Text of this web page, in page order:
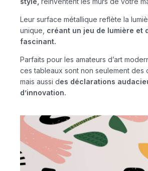
Leur surface métallique reflète la
unique, créant un jeu de lumière et
fascinant.
Parfaits pour les amateurs d’art
ces tableaux sont non seulement des
mais aussi des déclarations
d’innovation.